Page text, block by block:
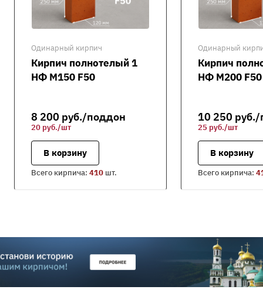
Одинарный кирпич
Кирпич полнотелый 1
НФ М150 F50
8 200 руб./поддон
20 руб./шт
В корзину
Всего кирпича: 410 шт.
Одинарный
Кирпич
НФ М200 F50
10 250 руб./
25 руб./шт
В корзину
Всего кирпича: